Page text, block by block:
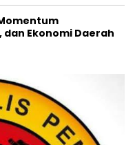
Ekonomi Daerah